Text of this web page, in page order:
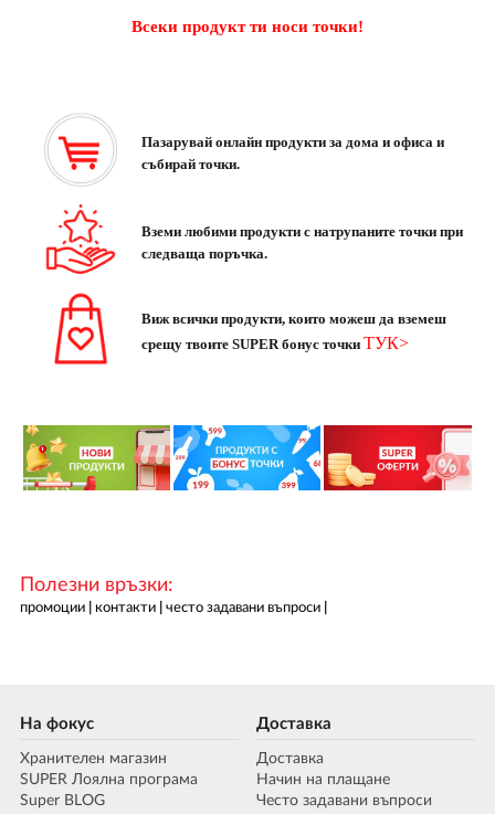
Всеки продукт ти носи точки!
Пазарувай онлайн продукти за дома и офиса и
събирай точки.
Вземи любими продукти с натрупаните точки при
следваща поръчка.
Виж всички продукти, които можеш да вземеш
срещу твоите SUPER бонус точки ТУК>
Полезни връзки:
промоции контакти често задавани въпроси
На фокус
Хранителен магазин
SUPER Лоялна програма
Super BLOG
Доставка
Доставка
Начин на плащане
Често задавани въпроси